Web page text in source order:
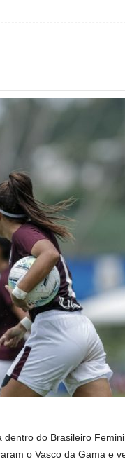
do Brasileiro
o Vasco da Gama e